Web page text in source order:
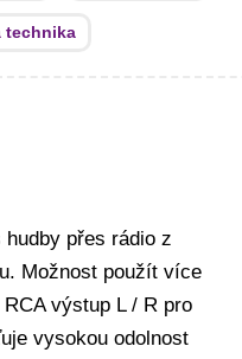
technika
přes rádio z
Možnost použít více
výstup L / R pro
vysokou odolnost